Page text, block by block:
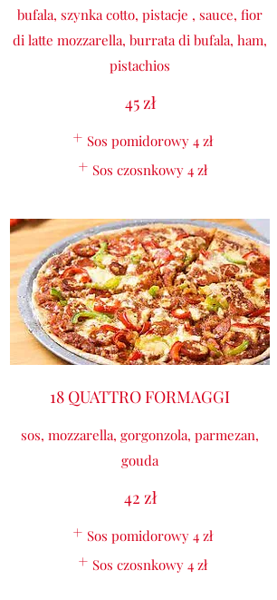
bufala, szynka cotto, pistacje , sauce, fior
di latte mozzarella, burrata di bufala, ham,
pistachios
45 zł
Sos pomidorowy 4 zł
Sos czosnkowy 4 zł
18 QUATTRO FORMAGGI
sos, mozzarella, gorgonzola, parmezan,
gouda
42 zł
Sos pomidorowy 4 zł
Sos czosnkowy 4 zł